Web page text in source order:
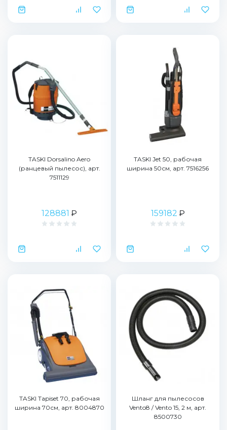
TASKI Dorsalino Aero
(ранцевый пылесос), арт.
7511129
128881 ₽
TASKI Jet 50, рабочая
ширина 50см, арт. 7516256
159182 ₽
TASKI Tapiset 70, рабочая
ширина 70см, арт. 8004870
Шланг для пылесосов
Vento8 / Vento 15, 2 м, арт.
8500730